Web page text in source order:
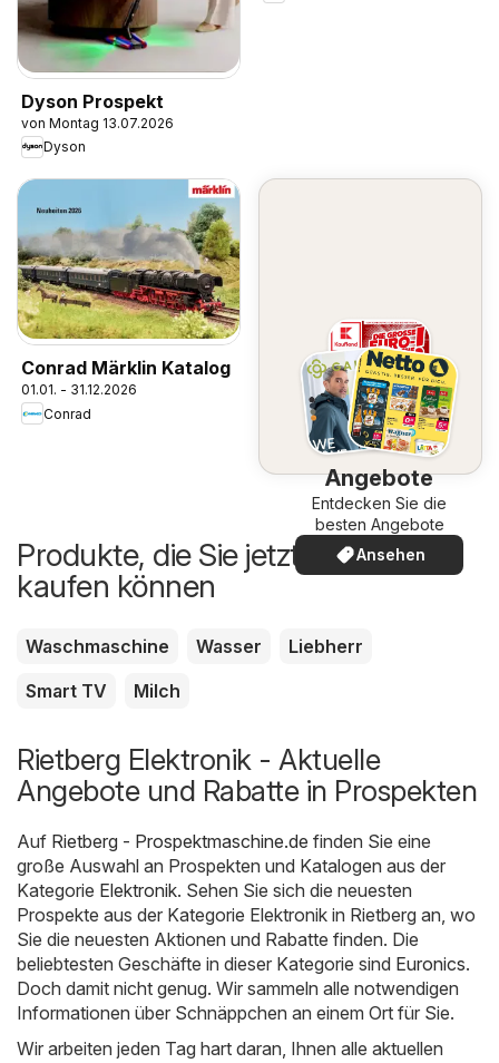
Dyson Prospekt
von Montag 13.07.2026
Dyson
Conrad Märklin Katalog
01.01. - 31.12.2026
Conrad
Angebote
Entdecken Sie die
besten Angebote
Ansehen
Produkte, die Sie jetzt günstiger
kaufen können
Waschmaschine Wasser
Liebherr
Smart TV
Milch
Rietberg Elektronik - Aktuelle
Angebote und Rabatte in Prospekten
Auf Rietberg - Prospektmaschine.de finden Sie eine
große Auswahl an Prospekten und Katalogen aus der
Kategorie Elektronik. Sehen Sie sich die neuesten
Prospekte aus der Kategorie Elektronik in Rietberg an, wo
Sie die neuesten Aktionen und Rabatte finden. Die
beliebtesten Geschäfte in dieser Kategorie sind Euronics.
Doch damit nicht genug. Wir sammeln alle notwendigen
Informationen über Schnäppchen an einem Ort für Sie.
Wir arbeiten jeden Tag hart daran, Ihnen alle aktuellen